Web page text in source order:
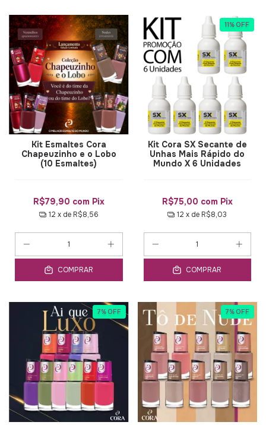
Kit Esmaltes Cora
Chapeuzinho e o Lobo
(10 Esmaltes)
R$79,90 com Pix
12 x de R$8,56
COMPRAR
11% OFF
Kit Cora SX Secante de
Unhas Mais Rápido do
Mundo X 6 Unidades
R$75,00 com Pix
12 x de R$8,03
COMPRAR
7% OFF 7% OFF